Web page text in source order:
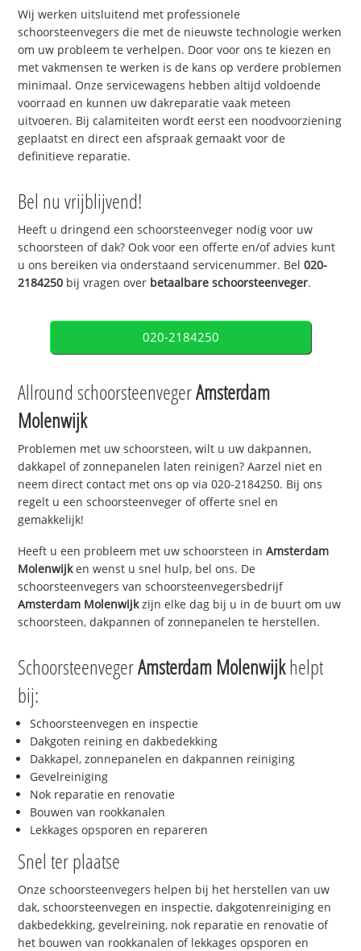
Wij werken uitsluitend met professionele
schoorsteenvegers die met de nieuwste technologie werken
om uw probleem te verhelpen. Door voor ons te kiezen en
met vakmensen te werken is de kans op verdere problemen
minimaal. Onze servicewagens hebben altijd voldoende
voorraad en kunnen uw dakreparatie vaak meteen
uitvoeren. Bij calamiteiten wordt eerst een noodvoorziening
geplaatst en direct een afspraak gemaakt voor de
definitieve reparatie.
Bel nu vrijblijvend!
Heeft u dringend een schoorsteenveger nodig voor uw
schoorsteen of dak? Ook voor een offerte en/of advies kunt
u ons bereiken via onderstaand servicenummer. Bel020-
2184250 bij vragen over betaalbare schoorsteenveger.
020-2184250
Allround schoorsteenvegerAmsterdam
Molenwijk
Problemen met uw schoorsteen, wilt u uw dakpannen,
dakkapel of zonnepanelen laten reinigen? Aarzel niet en
neem direct contact met ons op via 020-2184250. Bij ons
regelt u een schoorsteenveger of offerte snel en
gemakkelijk!
Heeft u een probleem met uw schoorsteen inAmsterdam
Molenwijken wenst u snel hulp, bel ons. De
schoorsteenvegers van schoorsteenvegersbedrijf
Amsterdam Molenwijkzijn elke dag bij u in de buurt om uw
schoorsteen, dakpannen of zonnepanelen te herstellen.
SchoorsteenvegerAmsterdam Molenwijkhelpt
bij:
Schoorsteenvegen en inspectie
Dakgoten reining en dakbedekking
Dakkapel, zonnepanelen en dakpannen reiniging
Gevelreiniging
Nok reparatie en renovatie
Bouwen van rookkanalen
Lekkages opsporen en repareren
Snel ter plaatse
Onze schoorsteenvegers helpen bij het herstellen van uw
dak, schoorsteenvegen en inspectie, dakgotenreiniging en
dakbedekking, gevelreining, nok reparatie en renovatie of
het bouwen van rookkanalen of lekkages opsporen en